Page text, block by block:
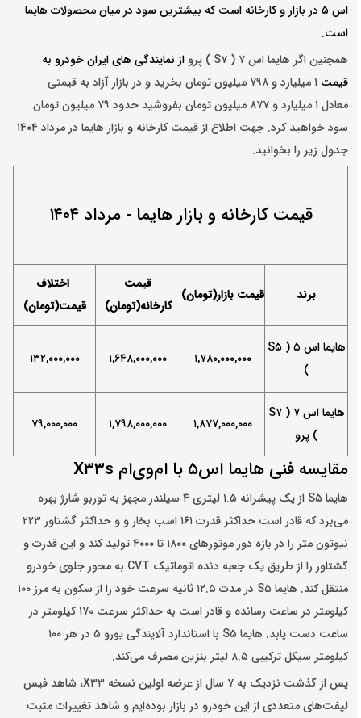
اس ۵ در بازار و کارخانه است که بیشترین سود در میان محصولات هایما
است.
همچنین اگر هایما اس ۷ ( S۷ ) پرو
از نمایندگی های ایران خودرو به
قیمت
۷۹۸ میلیون تومان بخرید و در بازار آزاد به قیمتی
معادل
حدود ۷۹ میلیون تومان
سود خواهید کرد. جهت اطلاع از قیمت کارخانه و بازار هایما در مرداد ۱۴۰۴
جدول زیر را بخوانید.
قیمت کارخانه و بازار هایما - مرداد ۱۴۰۴
برند قیمت بازار(تومان)
قیمت
کارخانه(تومان)
اختلاف
قیمت(تومان)
هایما اس ۵ ( S۵
)
۱,۷۸۰,۰۰۰,۰۰۰ ۱,۶۴۸,۰۰۰,۰۰۰ ۱۳۲,۰۰۰,۰۰۰
هایما اس ۷ ( S۷
) پرو
۱,۸۷۷,۰۰۰,۰۰۰ ۱,۷۹۸,۰۰۰,۰۰۰ ۷۹,۰۰۰,۰۰۰
مقایسه فنی هایما اس۵ با ام‌وی‌ام X۳۳s
هایما S۵ از یک پیشرانه ۱.۵ لیتری ۴ سیلندر مجهز به توربو شارژ بهره
می‌برد که قادر است حداکثر قدرت ۱۶۱ اسب بخار و و حداکثر گشتاور ۲۲۳
نیوتون متر را در بازه دور موتورهای ۱۸۰۰ تا ۴۰۰۰ تولید کند و این قدرت و
گشتاور را از طریق یک جعبه دنده اتوماتیک CVT به محور جلوی خودرو
منتقل کند. هایما S۵ در مدت ۱۲.۵ ثانیه سرعت خود را از سکون به مرز ۱۰۰
کیلومتر در ساعت رسانده و قادر است به حداکثر سرعت ۱۷۰ کیلومتر در
ساعت دست یابد. هایما S۵ با استاندارد آلایندگی یورو ۵ در هر ۱۰۰
کیلومتر سیکل ترکیبی ۸.۵ لیتر بنزین مصرف می‌کند.
پس از گذشت نزدیک به ۷ سال از عرضه اولین نسخه X۳۳، شاهد فیس
لیفت‌های متعددی از این خودرو در بازار بوده‌ایم و شاهد تغییرات مثبت